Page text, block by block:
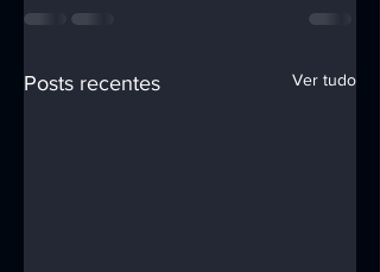
Posts recentes Ver tudo